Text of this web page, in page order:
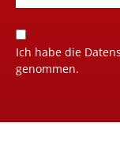
Ich habe die
genommen.